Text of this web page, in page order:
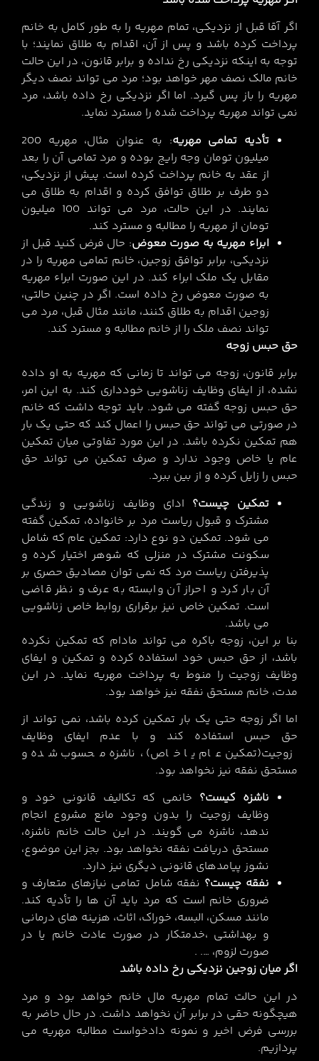
اگر آقا قبل از نزدیکی، تمام مهریه را به طور کامل به خانم
پرداخت کرده باشد و پس از آن، اقدام به طلاق نمایند؛ با
توجه به اینکه نزدیکی رخ نداده و برابر قانون، در این حالت
خانم مالک نصف مهر خواهد بود؛ مرد می تواند نصف دیگر
مهریه را باز پس گیرد. اما اگر نزدیکی رخ داده باشد، مرد
نمی تواند مهریه پرداخت شده را مسترد نماید.
تأدیه تمامی مهریه
: به عنوان مثال، مهریه 200
میلیون تومان وجه رایج بوده و مرد تمامی آن را بعد
از عقد به خانم پرداخت کرده است. پیش از نزدیکی،
دو طرف بر طلاق توافق کرده و اقدام به طلاق می
نمایند. در این حالت، مرد می تواند 100 میلیون
تومان از مهریه را مطالبه و مسترد کند.
ابراء مهریه به صورت معوض: حال فرض کنید قبل از
نزدیکی، برابر توافق زوجین، خانم تمامی مهریه را در
مقابل یک ملک ابراء کند. در این صورت ابراء مهریه
به صورت معوض رخ داده است. اگر در چنین حالتی،
زوجین اقدام به طلاق کنند، مانند مثال قبل، مرد می
تواند نصف ملک را از خانم مطالبه و مسترد کند.
حق حبس زوجه
برابر قانون، زوجه می تواند تا زمانی که مهریه به او داده
نشده، از ایفای وظایف زناشویی خودداری کند. به این امر،
حق حبس زوجه گفته می شود. باید توجه داشت که خانم
در صورتی می تواند حق حبس را اعمال کند که حتی یک بار
هم تمکین نکرده باشد. در این مورد تفاوتی میان تمکین
عام یا خاص وجود ندارد و صرف تمکین می تواند حق
حبس را زایل کرده و از بین ببرد.
تمکین چیست؟ ادای وظایف زناشویی و زندگی
مشترک و قبول ریاست مرد بر خانواده، تمکین گفته
می شود. تمکین دو نوع دارد: تمکین عام که شامل
سکونت مشترک در منزلی که شوهر اختیار کرده و
پذیرفتن ریاست مرد که نمی توان مصادیق حصری بر
آن بار کرد و احراز آن وابسته به عرف و نظر قاضی
است. تمکین خاص نیز برقراری روابط خاص زناشویی
می باشد.
بنا بر این، زوجه باکره می تواند مادام که تمکین نکرده
باشد، از حق حبس خود استفاده کرده و تمکین و ایفای
وظایف زوجیت را منوط به پرداخت مهریه نماید. در این
مدت، خانم مستحق نفقه نیز خواهد بود.
اما اگر زوجه حتی یک بار تمکین کرده باشد، نمی تواند از
حق حبس استفاده کند و با عدم ایفای وظایف
زوجیت(تمکین عام یا خاص) ،ناشزه محسوب شده و
مستحق نفقه نیز نخواهد بود.
ناشزه کیست؟ خانمی که تکالیف قانونی خود و
وظایف زوجیت را بدون وجود مانع مشروع انجام
ندهد، ناشزه می گویند. در این حالت خانم ناشزه،
مستحق دریافت نفقه نخواهد بود. بجز این موضوع،
نشوز پیامدهای قانونی دیگری نیز دارد.
نفقه چیست؟ نفقه شامل تمامی نیازهای متعارف و
ضروری خانم است که مرد باید آن ها را تأدیه کند.
مانند مسکن، البسه، خوراک، اثاث، هزینه های درمانی
و بهداشتی ،خدمتکار در صورت عادت خانم یا در
صورت لزوم، …. .
اگر میان زوجین نزدیکی رخ داده باشد
در این حالت تمام مهریه مال خانم خواهد بود و مرد
هیچگونه حقی در برابر آن نخواهد داشت. در حال حاضر به
بررسی فرض اخیر و نمونه دادخواست مطالبه مهریه می
پردازیم.